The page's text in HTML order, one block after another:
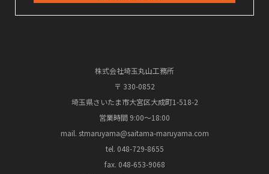
株式会社埼玉丸山工務所
〒 330-0852
埼玉県さいたま市大宮区大成町1-518-2
営業時間 9:00～18:00
mail. stmaruyama@saitama-maruyama.com
tel. 048-729-8655
fax. 048-653-9068